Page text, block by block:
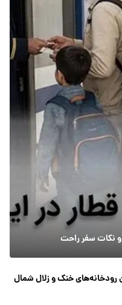
و نکات سفر راحت
رودخانه‌های خنک و زلال شمال